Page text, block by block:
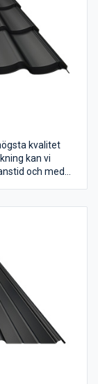
kvalitet
kan vi
och med